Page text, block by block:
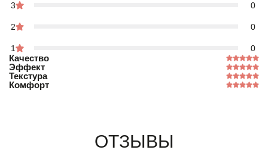
3 0
2 0
1 0
Качество
Эффект
Текстура
Комфорт
Отзывы